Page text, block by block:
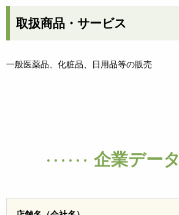
取扱商品・サービス
一般医薬品、化粧品、日用品等の販売
企業データ